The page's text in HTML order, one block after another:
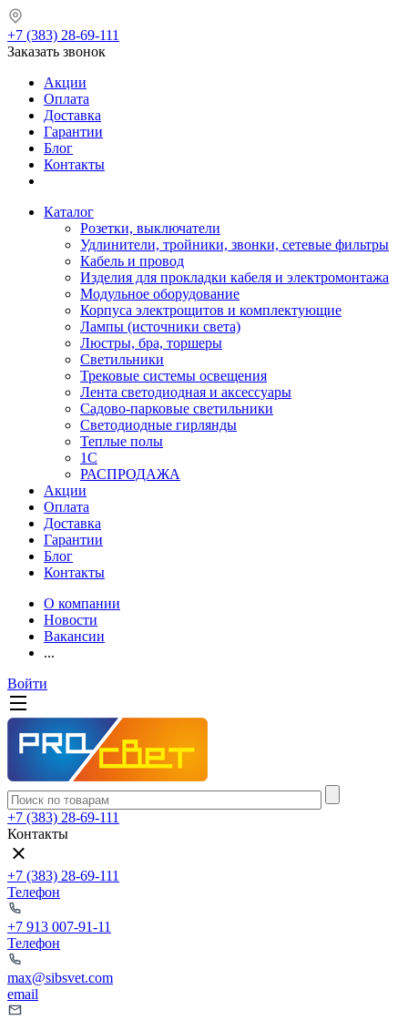
+7 (383) 28-69-111
Заказать звонок
Акции
Оплата
Доставка
Гарантии
Блог
Контакты
Каталог
Розетки, выключатели
Удлинители, тройники, звонки, сетевые фильтры
Кабель и провод
Изделия для прокладки кабеля и электромонтажа
Модульное оборудование
Корпуса электрощитов и комплектующие
Лампы (источники света)
Люстры, бра, торшеры
Светильники
Трековые системы освещения
Лента светодиодная и аксессуары
Садово-парковые светильники
Светодиодные гирлянды
Теплые полы
1С
РАСПРОДАЖА
Акции
Оплата
Доставка
Гарантии
Блог
Контакты
О компании
Новости
Вакансии
...
Войти
+7 (383) 28-69-111
Контакты
+7 (383) 28-69-111
Телефон
+7 913 007-91-11
Телефон
max@sibsvet.com
email